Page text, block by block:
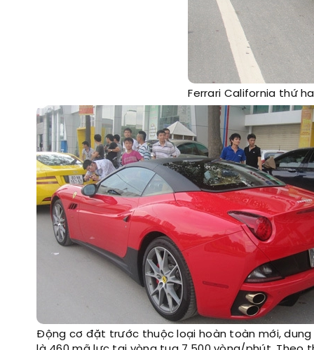
Ferrari California thứ
Động cơ đặt trước thuộc loại hoàn toàn mới,